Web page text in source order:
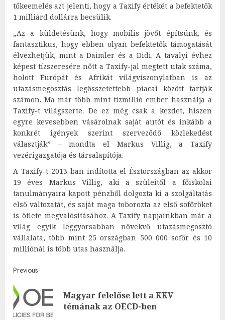
tőkeemelés azt jelenti, hogy a Taxify értékét a befektetők
1 milliárd dollárra becsülik.
„Az a küldetésünk, hogy mobilis jövőt építsünk, és
fantasztikus, hogy ebben olyan befektetők támogatását
élvezhetjük, mint a Daimler és a Didi. A tavalyi évhez
képest tízszeresére nőtt a Taxify-jal megtett utak száma,
holott Európát és Afrikát világviszonylatban is az
utazásmegosztás legösszetettebb piacai között tartják
számon. Ma már több mint tízmillió ember használja a
Taxify-t világszerte. De ez még csak a kezdet, hiszen
egyre kevesebben vásárolnak saját autót és inkább a
konkrét igények szerint szerveződő közlekedést
választják” – mondta el Markus Villig, a Taxify
vezérigazgatója és társalapítója.
A Taxify-t 2013-ban indította el Észtországban az akkor
19 éves Markus Villig, aki a szüleitől a főiskolai
tanulmányaira kapott pénzből dolgozta ki a szolgáltatás
első változatát, és saját maga toborozta az első sofőröket
is ötlete megvalósításához. A Taxify napjainkban már a
világ egyik leggyorsabban növekvő utazásmegosztó
vállalata, több mint 25 országban 500 000 sofőr és 10
milliónál is több utas használja.
Post
navigation
Previous
Magyar felelőse lett a KKV
témának az OECD-ben